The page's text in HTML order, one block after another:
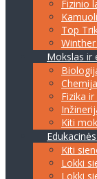
Fizinio
Top
Mokslas ir
Fizika
Kiti
Kiti
Lokki
Lokki